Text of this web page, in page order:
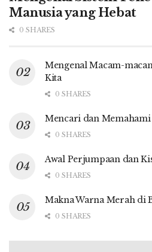
Manusia yang Hebat
0 SHARES
Mengenal Macam-
Kita
0 SHARES
Mencari dan Memahami
0 SHARES
Awal Perjumpaan dan
0 SHARES
Makna Warna Merah di
0 SHARES